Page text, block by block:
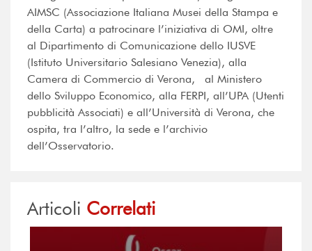
AIMSC (Associazione Italiana Musei della Stampa e
della Carta) a patrocinare l’iniziativa di OMI, oltre
al Dipartimento di Comunicazione dello IUSVE
(Istituto Universitario Salesiano Venezia), alla
Camera di Commercio di Verona, al Ministero
dello Sviluppo Economico, alla FERPI, all’UPA (Utenti
pubblicità Associati) e all’Università di Verona, che
ospita, tra l’altro, la sede e l’archivio
dell’Osservatorio.
Articoli Correlati